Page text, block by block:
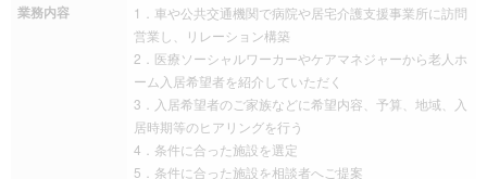
業務内容
1．車や公共交通機関で病院や居宅介護支援事業所に訪問
営業し、リレーション構築
2．医療ソーシャルワーカーやケアマネジャーから老人ホ
ーム入居希望者を紹介していただく
3．入居希望者のご家族などに希望内容、予算、地域、入
居時期等のヒアリングを行う
4．条件に合った施設を選定
5．条件に合った施設を相談者へご提案